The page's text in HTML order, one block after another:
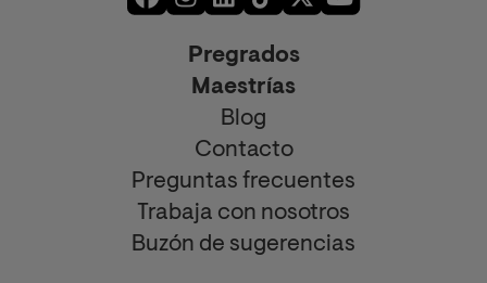
Pregrados
Maestrías
Blog
Contacto
Preguntas frecuentes
Trabaja con nosotros
Buzón de sugerencias